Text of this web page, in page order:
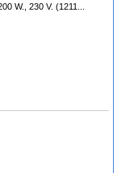
W., 230 V. (1211...